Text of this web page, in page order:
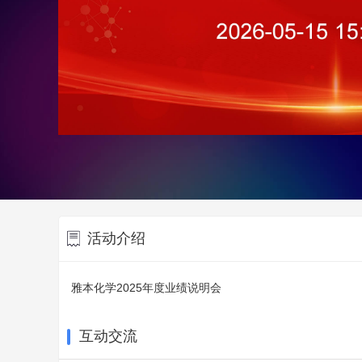
活动介绍
雅本化学2025年度业绩说明会
互动交流